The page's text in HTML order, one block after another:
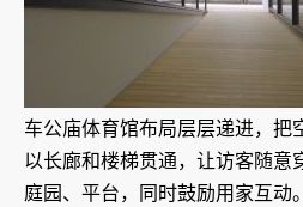
车公庙体育馆布局层层递进，把
以长廊和楼梯贯通，让访客随意
庭园、平台，同时鼓励用家互动。